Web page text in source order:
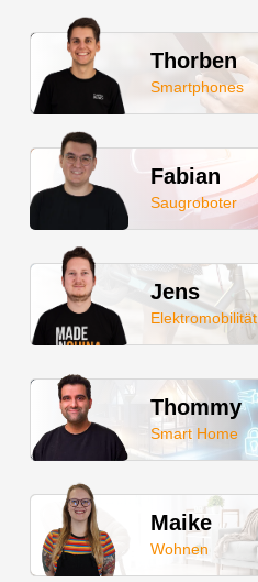
Thorben
Smartphones
Fabian
Saugroboter
Jens
Elektromobilität
Thommy
Smart Home
Maike
Wohnen